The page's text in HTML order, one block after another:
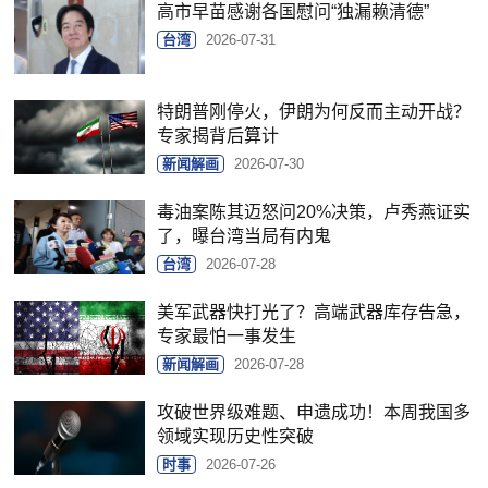
高市早苗感谢各国慰问“独漏赖清德”
台湾 2026-07-31
特朗普刚停火，伊朗为何反而主动开战？
专家揭背后算计
新闻解画 2026-07-30
毒油案陈其迈怒问20%决策，卢秀燕证实
了，曝台湾当局有内鬼
台湾 2026-07-28
美军武器快打光了？高端武器库存告急，
专家最怕一事发生
新闻解画 2026-07-28
攻破世界级难题、申遗成功！本周我国多
领域实现历史性突破
时事 2026-07-26